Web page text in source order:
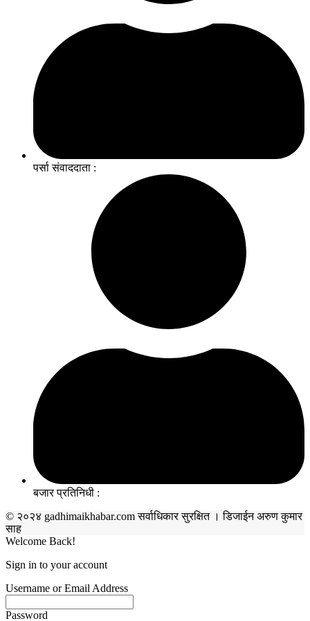
पर्सा संवाददाता :
बजार प्रतिनिधी :
© २०२४ gadhimaikhabar.com सर्वाधिकार सुरक्षित । डिजाईन अरुण कुमार
साह
Welcome Back!
Sign in to your account
Username or Email Address
Password